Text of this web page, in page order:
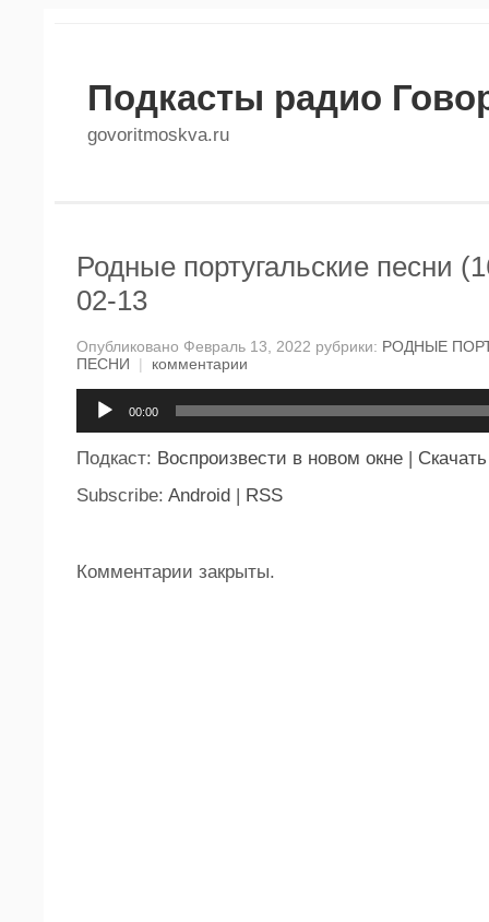
Подкасты радио
govoritmoskva.ru
Родные португальские песни
02-13
Опубликовано Февраль 13, 2022 рубрики: РОДНЫЕ
ПЕСНИ
| комментарии
00:00
Подкаст: Воспроизвести в новом окне | Скачать
Subscribe: Android | RSS
Комментарии закрыты.